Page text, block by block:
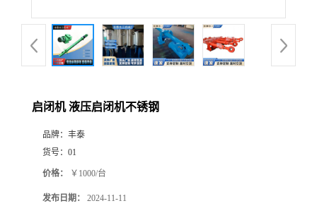
启闭机 液压启闭机不锈钢
品牌： 丰泰
货号： 01
价格： ￥1000/台
发布日期： 2024-11-11